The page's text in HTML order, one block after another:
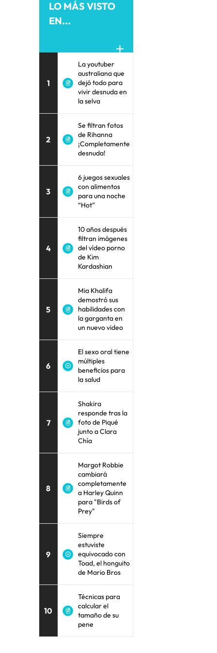
LO MÁS VISTO
EN...
1
La youtuber
australiana que
dejó todo para
vivir desnuda en
la selva
2
Se filtran fotos
de Rihanna
¡Completamente
desnuda!
3
6 juegos sexuales
con alimentos
para una noche
“Hot”
4
10 años después
filtran imágenes
del vídeo porno
de Kim
Kardashian
5
Mia Khalifa
demostró sus
habilidades con
la garganta en
un nuevo video
6
El sexo oral tiene
múltiples
beneficios para
la salud
7
Shakira
responde tras la
foto de Piqué
junto a Clara
Chía
8
Margot Robbie
cambiará
completamente
a Harley Quinn
para "Birds of
Prey"
9
Siempre
estuviste
equivocado con
Toad, el honguito
de Mario Bros
10
Técnicas para
calcular el
tamaño de su
pene